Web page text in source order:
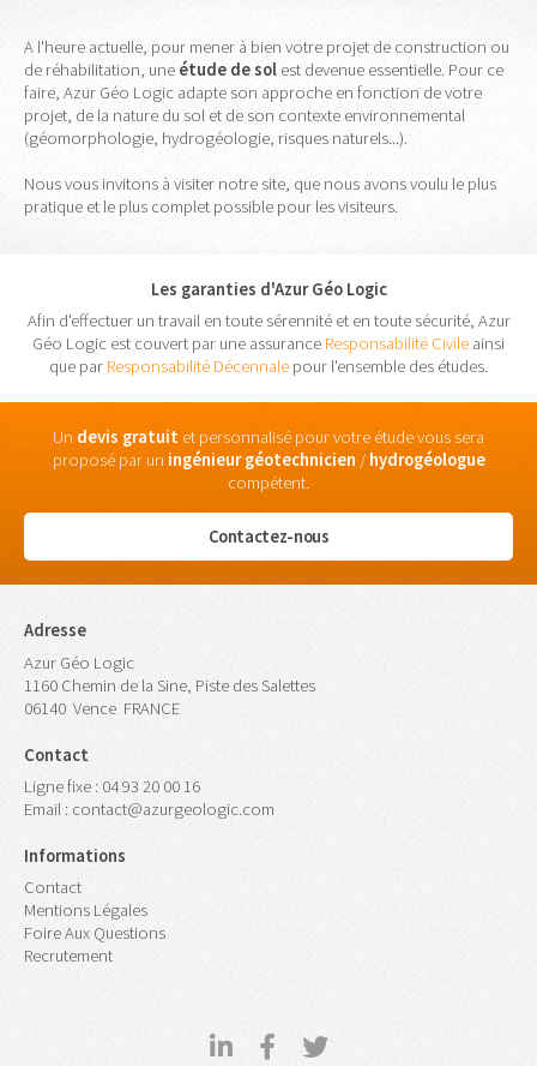
A l'heure actuelle, pour mener à bien votre projet de construction ou
de réhabilitation, une étude desol est devenue essentielle. Pour ce
faire, Azur Géo Logic adapte son approche en fonction de votre
projet, de la nature du sol et de son contexte environnemental
(géomorphologie, hydrogéologie, risques naturels...).
Nous vous invitons à visiter notre site, que nous avons voulu le plus
pratique et le plus complet possible pour les visiteurs.
Les garanties d'Azur Géo Logic
Afin d'effectuer un travail en toute sérennité et en toute sécurité, Azur
Géo Logic est couvert par une assurance Responsabilité Civile ainsi
que par Responsabilité Décennale pour l'ensemble des études.
Un devis gratuit et personnalisé pour votre étude vous sera
proposé par un ingénieur géotechnicien / hydrogéologue
compétent.
Contactez-nous
Adresse
Azur Géo Logic
1160 Chemin de la Sine, Piste des Salettes
06140 Vence FRANCE
Contact
Ligne fixe : 04 93 20 00 16
Email : contact@azurgeologic.com
Informations
Contact
Mentions Légales
Foire Aux Questions
Recrutement